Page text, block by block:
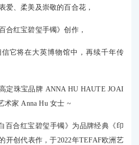
爱、柔美及崇敬的百合花，
合红宝碧玺手镯》创作，
信它将在大英博物馆中，再续千年传
定珠宝品牌 ANNA HU HAUTE JOAI
术家 Anna Hu 女士 ~
百合红宝碧玺手镯》为品牌经典《印
开创代表作，于2022年TEFAF欧洲艺